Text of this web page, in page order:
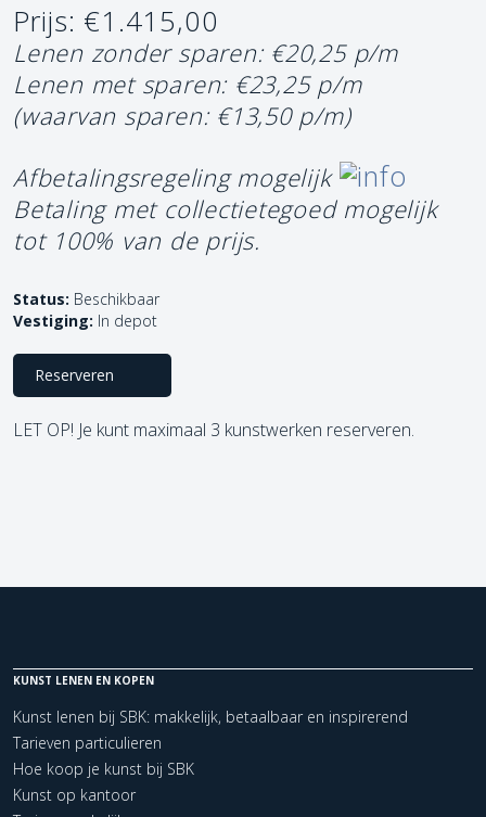
Prijs: €1.415,00
Lenen zonder sparen: €20,25 p/m
Lenen met sparen: €23,25 p/m
(waarvan sparen: €13,50 p/m)
Afbetalingsregeling mogelijk
Betaling met collectietegoed mogelijk
tot 100% van de prijs.
Status: Beschikbaar
Vestiging: In depot
Reserveren
LET OP! Je kunt maximaal 3 kunstwerken reserveren.
KUNST LENEN EN KOPEN
Kunst lenen bij SBK: makkelijk, betaalbaar en inspirerend
Tarieven particulieren
Hoe koop je kunst bij SBK
Kunst op kantoor